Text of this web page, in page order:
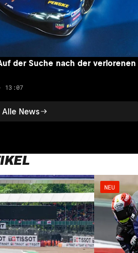
Alle News
der Suche nach der verlorenen
13:07
NEU